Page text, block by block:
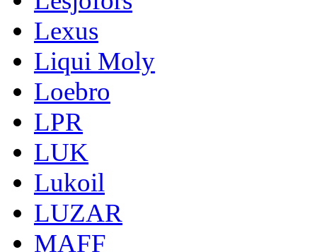
Lexus
Liqui Moly
Loebro
LPR
LUK
Lukoil
LUZAR
MAFF